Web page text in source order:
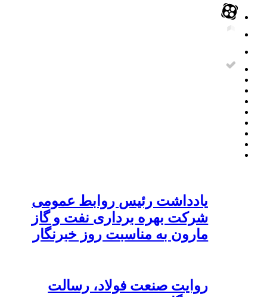
یادداشت رئیس روابط عمومی
شرکت بهره برداری نفت و گاز
مارون به مناسبت روز خبرنگار
روایت صنعت فولاد،‌ رسالت